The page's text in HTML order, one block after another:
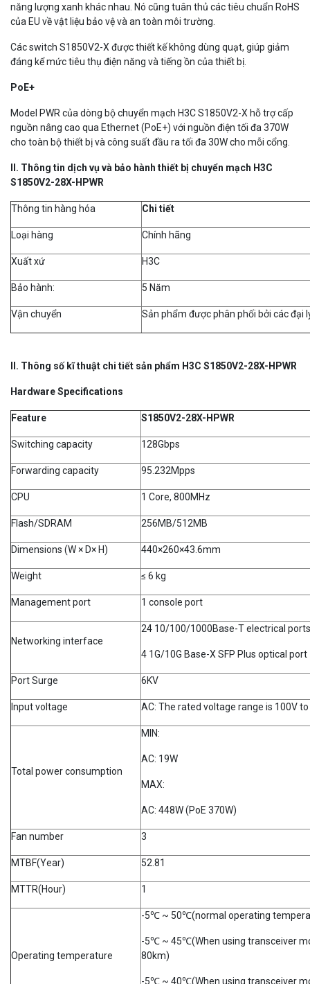
năng lượng xanh khác nhau. Nó cũng tuân thủ các tiêu chuẩn RoHS
của EU về vật liệu bảo vệ và an toàn môi trường.
Các switch S1850V2-X được thiết kế không dùng quạt, giúp giảm
đáng kể mức tiêu thụ điện năng và tiếng ồn của thiết bị.
PoE+
Model PWR của dòng bộ chuyển mạch H3C S1850V2-X hỗ trợ cấp
nguồn nâng cao qua Ethernet (PoE+) với nguồn điện tối đa 370W
cho toàn bộ thiết bị và công suất đầu ra tối đa 30W cho mỗi cổng.
II. Thông tin dịch vụ và bảo hành thiết bị chuyển mạch H3C
S1850V2-28X-HPWR
Thông tin hàng hóa Chi tiết
Loại hàng Chính hãng
Xuất xứ H3C
Bảo hành: 5 Năm
Vận chuyển Sản phẩm được phân phối bởi các đại
II. Thông số kĩ thuật chi tiết sản phẩm H3C S1850V2-28X-HPWR
Hardware Specifications
Feature S1850V2-28X-HPWR
Switching capacity 128Gbps
Forwarding capacity 95.232Mpps
CPU 1 Core, 800MHz
Flash/SDRAM 256MB/512MB
Dimensions (W × D× H) 440×260×43.6mm
Weight ≤ 6 kg
Management port 1 console port
Networking interface
24 10/100/1000Base-T electrical ports
4 1G/10G Base-X SFP Plus optical port
Port Surge 6KV
Input voltage AC: The rated voltage range is 100V
Total power consumption
MIN:
AC: 19W
MAX:
AC: 448W (PoE 370W)
Fan number 3
MTBF(Year) 52.81
MTTR(Hour) 1
Operating temperature
-5℃ ~ 50℃(normal operating
-5℃ ~ 45℃(When using transceiver
80km)
-5℃ ~ 40℃(When using transceiver